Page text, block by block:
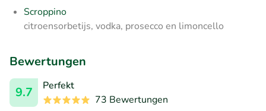
Scroppino
citroensorbetijs, vodka, prosecco en limoncello
Bewertungen
9.7
Perfekt
73 Bewertungen